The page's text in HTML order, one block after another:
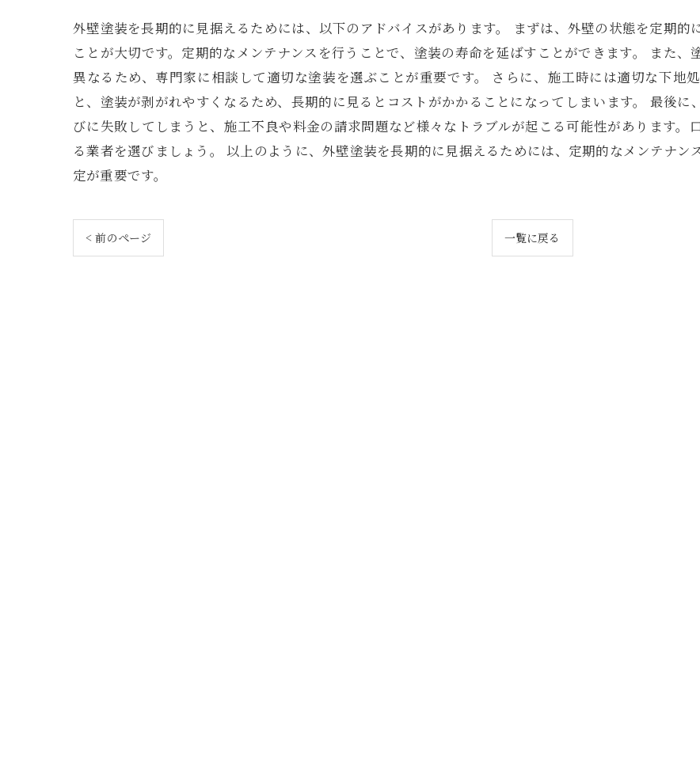
外壁塗装を長期的に見据えるためには、以下のアドバイスがあります。 まずは、外壁の状態を定期的
ことが大切です。定期的なメンテナンスを行うことで、塗装の寿命を延ばすことができます。 また
異なるため、専門家に相談して適切な塗装を選ぶことが重要です。 さらに、施工時には適切な下地
と、塗装が剥がれやすくなるため、長期的に見るとコストがかかることになってしまいます。 最後
びに失敗してしまうと、施工不良や料金の請求問題など様々なトラブルが起こる可能性があります。
る業者を選びましょう。 以上のように、外壁塗装を長期的に見据えるためには、定期的なメンテナ
定が重要です。
< 前のページ 一覧に戻る